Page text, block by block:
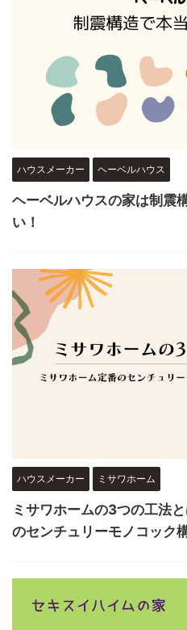
ハウスメーカー ヘーベルハウス
ヘーベルハウスの家は制震
い！
ハウスメーカー ミサワホーム
ミサワホームの3つの工法
のセンチュリーモノコック